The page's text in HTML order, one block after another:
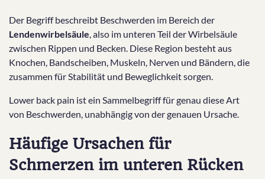
Der Begriff beschreibt Beschwerden im Bereich der
Lendenwirbelsäule, also im unteren Teil der Wirbelsäule
zwischen Rippen und Becken. Diese Region besteht aus
Knochen, Bandscheiben, Muskeln, Nerven und Bändern, die
zusammen für Stabilität und Beweglichkeit sorgen.
Lower back pain ist ein Sammelbegriff für genau diese Art
von Beschwerden, unabhängig von der genauen Ursache.
Häufige Ursachen für
Schmerzen im unteren Rücken